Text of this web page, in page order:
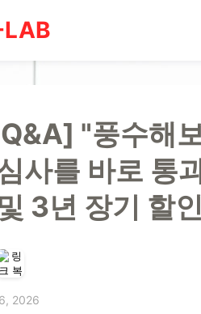
"풍수해
사를 바로 통
3년 장기 할
2026